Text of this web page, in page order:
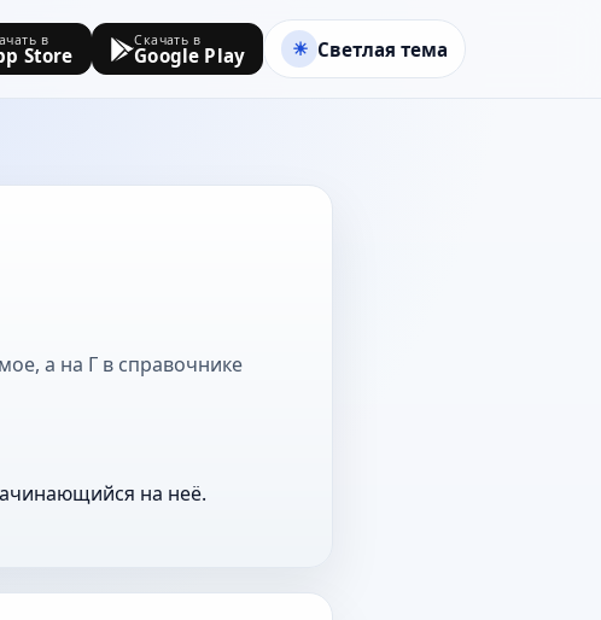
в
Store
Скачать в
Google Play Светлая тема
а на Г в справочнике
на неё.